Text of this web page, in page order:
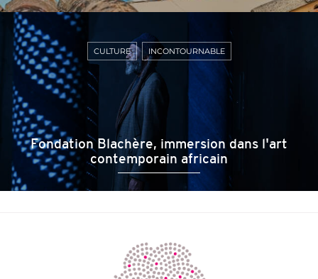
Fondation Blachère, immersion dans l'art
contemporain africain
CULTURE INCONTOURNABLE